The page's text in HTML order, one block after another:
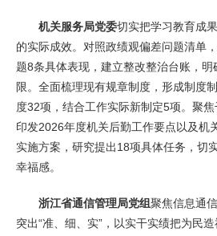
机关服务局党委切实把学习教育成
的实际成效。对照政绩观偏差问题清单
题8条具体表现，建立整改整治台账，
限。全面梳理现有规章制度，形成制度
度32项，结合工作实际新制定5项。聚焦
印发2026年度机关后勤工作要点以及机
实施方案，研究提出18项具体任务，切
幸福感。
浙江省通信管理局党组聚焦信息通
突出“准、细、实”，以实干实绩把为民